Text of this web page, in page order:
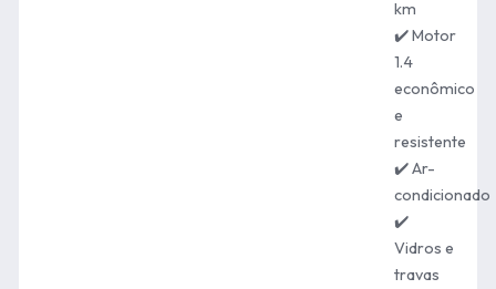
km
✔️ Motor
1.4
econômico
e
resistente
✔️ Ar-
condicionado
✔️
Vidros e
travas